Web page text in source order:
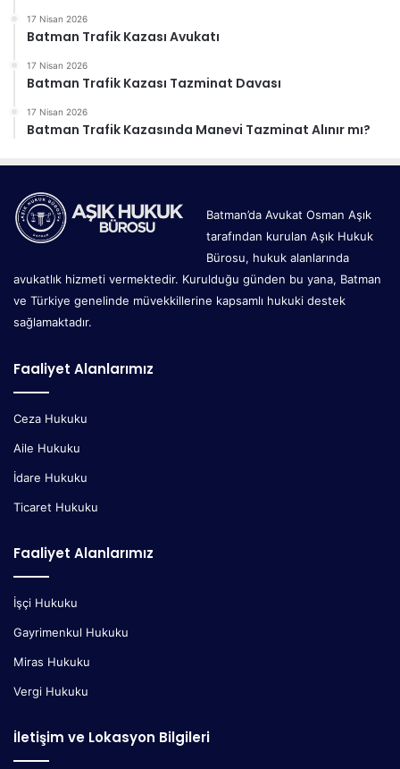
17 Nisan 2026
Batman Trafik Kazası Avukatı
17 Nisan 2026
Batman Trafik Kazası Tazminat Davası
17 Nisan 2026
Batman Trafik Kazasında Manevi Tazminat Alınır mı?
Batman’da Avukat Osman Aşık
tarafından kurulan Aşık Hukuk
Bürosu, hukuk alanlarında
avukatlık hizmeti vermektedir. Kurulduğu günden bu yana, Batman
ve Türkiye genelinde müvekkillerine kapsamlı hukuki destek
sağlamaktadır.
Faaliyet Alanlarımız
Ceza Hukuku
Aile Hukuku
İdare Hukuku
Ticaret Hukuku
Faaliyet Alanlarımız
İşçi Hukuku
Gayrimenkul Hukuku
Miras Hukuku
Vergi Hukuku
İletişim ve Lokasyon Bilgileri